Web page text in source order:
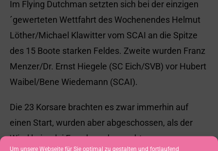
Um unsere Webseite für Sie optimal zu gestalten und fortlaufend
Im Flying Dutchman setzten sich bei der einzigen
´gewerteten Wettfahrt des Wochenendes Helmut
Löther/Michael Klawitter vom SCAI an die Spitze
des 15 Boote starken Feldes. Zweite wurden Franz
Menzer/Dr. Ernst Hiegele (SC Eich/SVB) vor Hubert
Waibel/Bene Wiedemann (SCAI).
Die 23 Korsare brachten es zwar immerhin auf
einen Start, wurden aber abgeschossen, als der
Wind keinerlei Freude mehr machte.